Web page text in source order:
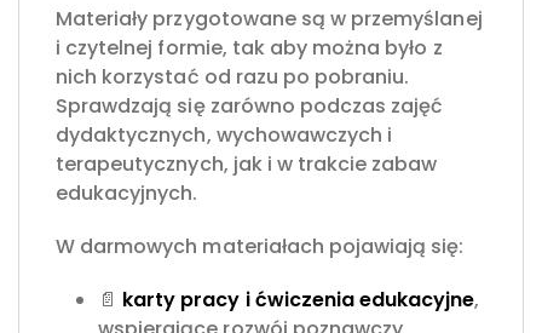
Materiały przygotowane są w przemyślanej
i czytelnej formie, tak aby można było z
nich korzystać od razu po pobraniu.
Sprawdzają się zarówno podczas zajęć
dydaktycznych, wychowawczych i
terapeutycznych, jak i w trakcie zabaw
edukacyjnych.
W darmowych materiałach pojawiają się:
📄 karty pracy i ćwiczenia edukacyjne,